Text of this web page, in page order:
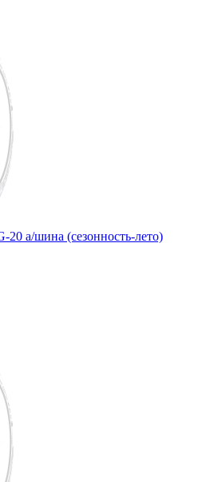
а/шина (сезонность-лето)